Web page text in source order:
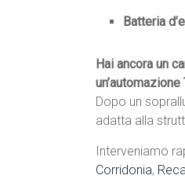
Batteria
Hai ancora un
un’automazione
Dopo un
adatta alla
Interveniamo
Corridonia,